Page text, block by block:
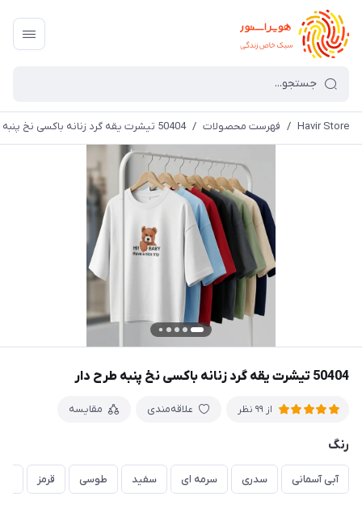
Havir Store
/ فهرست محصولات / 50404 تیشرت یقه گرد زنانه باکسی نخ پنبه طرح دار
50404 تیشرت یقه گرد زنانه باکسی نخ پنبه طرح دار
از 99 نظر علاقه‌مندی مقایسه
رنگ
آبی آسمانی سدری سرمه ای سفید طوسی قرمز